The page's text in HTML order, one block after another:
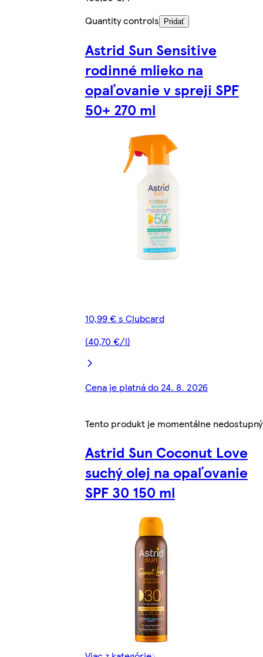
Quantity controls
Pridať
Astrid Sun Sensitive
rodinné mlieko na
opaľovanie v spreji SPF
50+ 270 ml
10,99 € s Clubcard
(40,70 €/l)
Cena je platná do 24. 8. 2026
Tento produkt je momentálne nedostupný
Astrid Sun Coconut Love
suchý olej na opaľovanie
SPF 30 150 ml